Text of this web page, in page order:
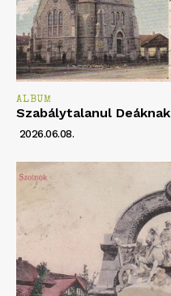
ALBUM
Szabálytalanul Deáknak
2026.06.08.